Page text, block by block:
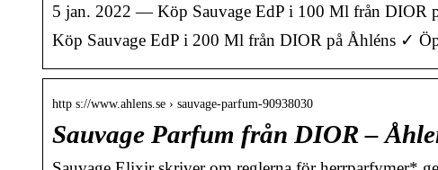
5 jan. 2022 — Köp Sauvage EdP i 100 Ml från
Köp Sauvage EdP i 200 Ml från DIOR på Åhléns ✓
http s://www.ahlens.se › sauvage-parfum-90938030
Sauvage Parfum från DIOR –